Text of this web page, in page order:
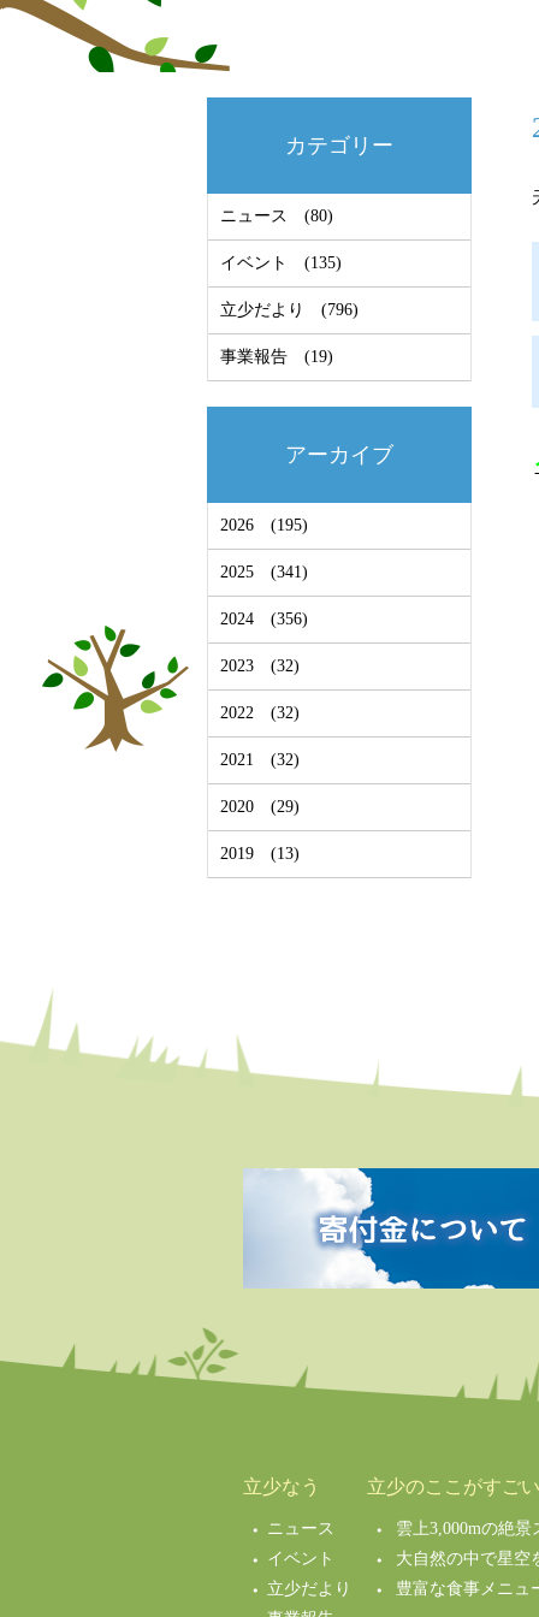
カテゴリー
ニュース (80)
イベント (135)
立少だより (796)
事業報告 (19)
アーカイブ
2026 (195)
2025 (341)
2024 (356)
2023 (32)
2022 (32)
2021 (32)
2020 (29)
2019 (13)
立少なう
ニュース
イベント
立少だより
立少のここがすご
雲上3,000mの絶
大自然の中で星空
豊富な食事メニュ